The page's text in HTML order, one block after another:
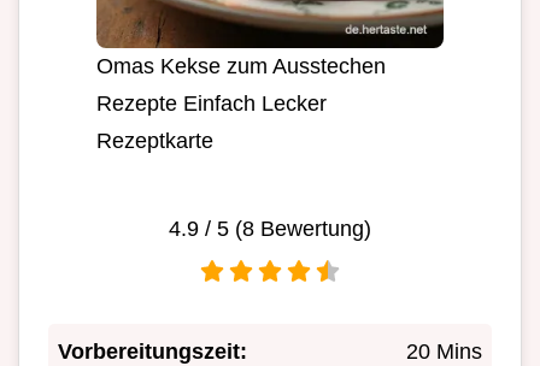
Omas Kekse zum Ausstechen
Rezepte Einfach Lecker
Rezeptkarte
4.9 / 5 (8 Bewertung)
Vorbereitungszeit: 20 Mins